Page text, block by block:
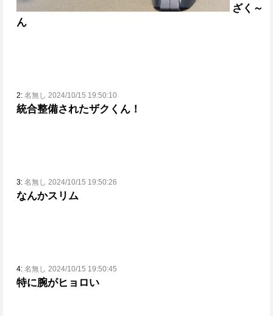
ざく～
ん
2: 名無し 2024/10/15 19:50:10
統合整備されたザクくん！
3: 名無し 2024/10/15 19:50:26
なんかスリム
4: 名無し 2024/10/15 19:50:45
特に腕がヒョロい